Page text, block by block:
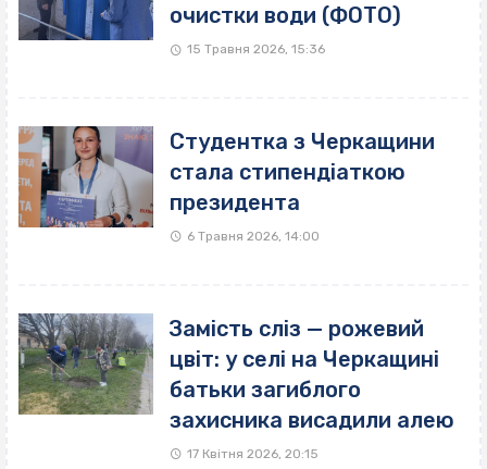
очистки води (ФОТО)
15 Травня 2026, 15:36
Студентка з Черкащини
стала стипендіаткою
президента
6 Травня 2026, 14:00
Замість сліз — рожевий
цвіт: у селі на Черкащині
батьки загиблого
захисника висадили алею
17 Квітня 2026, 20:15